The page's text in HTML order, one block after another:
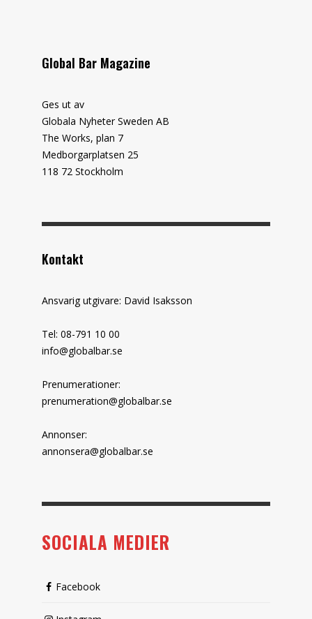
Global Bar Magazine
Ges ut av
Globala Nyheter Sweden AB
The Works, plan 7
Medborgarplatsen 25
118 72 Stockholm
Kontakt
Ansvarig utgivare: David Isaksson
Tel: 08-791 10 00
info@globalbar.se
Prenumerationer:
prenumeration@globalbar.se
Annonser:
annonsera@globalbar.se
SOCIALA MEDIER
Facebook